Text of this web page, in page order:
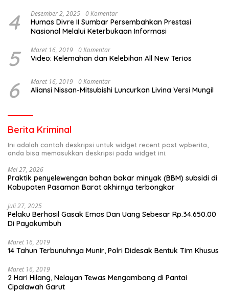
4 Desember 2, 2025 0 Komentar
Humas Divre II Sumbar Persembahkan Prestasi
Nasional Melalui Keterbukaan Informasi
5 Maret 16, 2019 0 Komentar
Video: Kelemahan dan Kelebihan All New Terios
6 Maret 16, 2019 0 Komentar
Aliansi Nissan-Mitsubishi Luncurkan Livina Versi Mungil
Berita Kriminal
Ini adalah contoh deskripsi untuk widget recent post wpberita,
anda bisa memasukkan deskripsi pada widget ini.
Mei 27, 2026
Praktik penyelewengan bahan bakar minyak (BBM) subsidi di
Kabupaten Pasaman Barat akhirnya terbongkar
Juli 27, 2025
Pelaku Berhasil Gasak Emas Dan Uang Sebesar Rp.34.650.00
Di Payakumbuh
Maret 16, 2019
14 Tahun Terbunuhnya Munir, Polri Didesak Bentuk Tim Khusus
Maret 16, 2019
2 Hari Hilang, Nelayan Tewas Mengambang di Pantai
Cipalawah Garut